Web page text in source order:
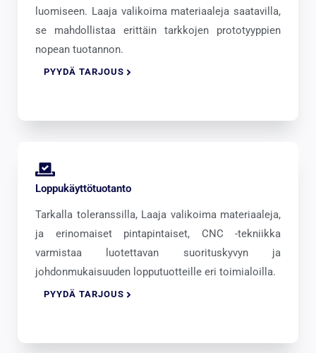
luomiseen. Laaja valikoima materiaaleja saatavilla,
se mahdollistaa erittäin tarkkojen prototyyppien
nopean tuotannon.
PYYDÄ TARJOUS
Loppukäyttötuotanto
Tarkalla toleranssilla, Laaja valikoima materiaaleja,
ja erinomaiset pintapintaiset, CNC -tekniikka
varmistaa luotettavan suorituskyvyn ja
johdonmukaisuuden lopputuotteille eri toimialoilla.
PYYDÄ TARJOUS